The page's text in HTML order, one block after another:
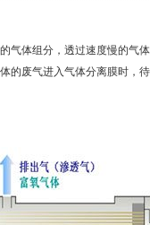
体组分，透过速度慢的气
废气进入气体分离膜时，